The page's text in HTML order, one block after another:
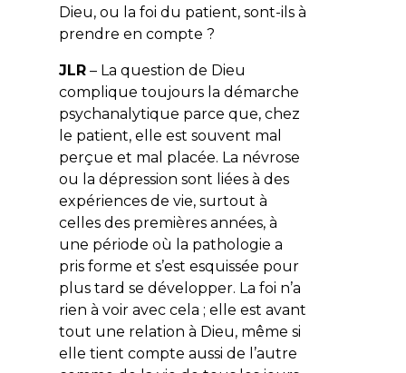
Dieu, ou la foi du patient, sont-ils à
prendre en compte ?
JLR– La question de Dieu
complique toujours la démarche
psychanalytique parce que, chez
le patient, elle est souvent mal
perçue et mal placée. La névrose
ou la dépression sont liées à des
expériences de vie, surtout à
celles des premières années, à
une période où la pathologie a
pris forme et s’est esquissée pour
plus tard se développer. La foi n’a
rien à voir avec cela ; elle est avant
tout une relation à Dieu, même si
elle tient compte aussi de l’autre